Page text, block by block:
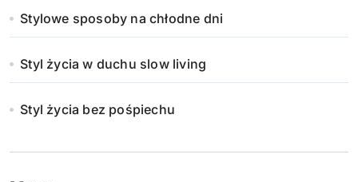
Stylowe sposoby na chłodne dni
Styl życia w duchu slow living
Styl życia bez pośpiechu